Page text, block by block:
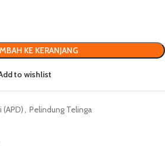
KE KERANJANG
to wishlist
(APD)
Pelindung Telinga